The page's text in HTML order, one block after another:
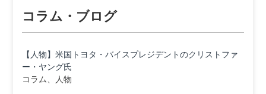
コラム・ブログ
【人物】米国トヨタ・バイスプレジデントのクリストファ
ー・ヤング氏
コラム、人物